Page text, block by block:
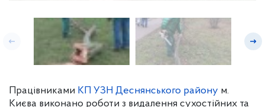
Працівниками КП УЗН Деснянського району м.
Києва виконано роботи з видалення сухостійних та